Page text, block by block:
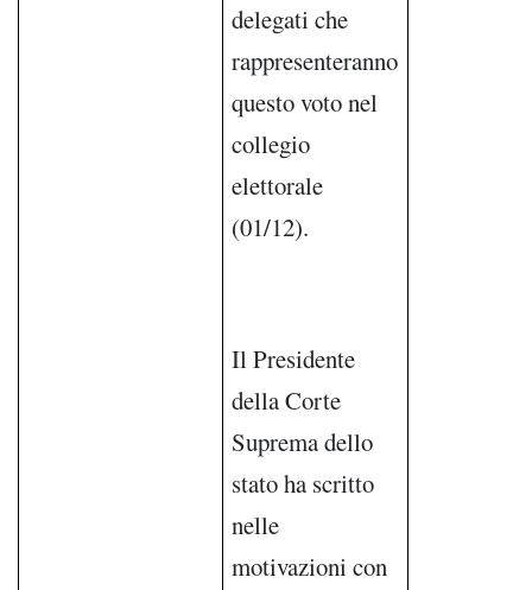
delegati che
rappresenteranno
questo voto nel
collegio
elettorale
(01/12).
Il Presidente
della Corte
Suprema dello
stato ha scritto
nelle
motivazioni con